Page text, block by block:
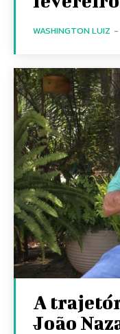
WASHINGTON LUIZ -
A
João